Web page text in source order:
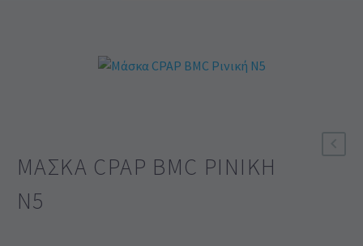
ΜΆΣΚΑ CPAP BMC ΡΙΝΙΚΉ
Ν5